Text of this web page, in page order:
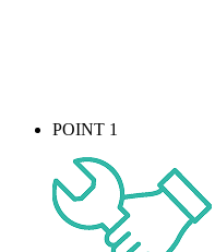
POINT 1